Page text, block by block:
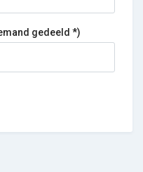
gedeeld *)